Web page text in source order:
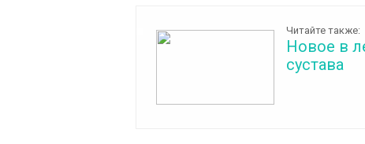
Читайте также:
Новое в
сустава